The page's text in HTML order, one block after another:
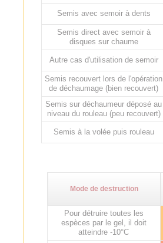
Semis avec semoir à dents
Semis direct avec semoir à
disques sur chaume
Autre cas d'utilisation de semoir
Semis recouvert lors de l'opération
de déchaumage (bien recouvert)
Semis sur déchaumeur déposé au
niveau du rouleau (peu recouvert)
Semis à la volée puis rouleau
Mode de destruction
Pour détruire toutes les
espèces par le gel, il doit
atteindre -10°C